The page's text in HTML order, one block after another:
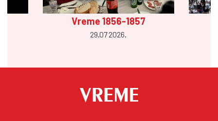
Vreme 1856-1857
29.07 2026.